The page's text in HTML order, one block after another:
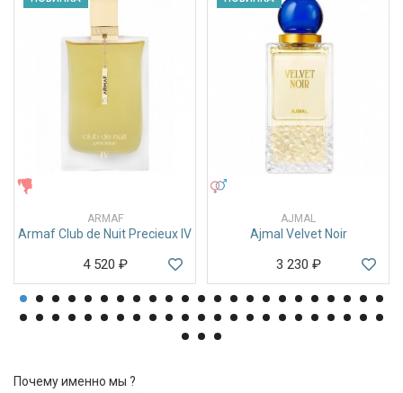
ARMAF
Armaf Club de Nuit Precieux IV
4 520 ₽
AJMAL
Ajmal Velvet Noir
3 230 ₽
Почему именно мы ?